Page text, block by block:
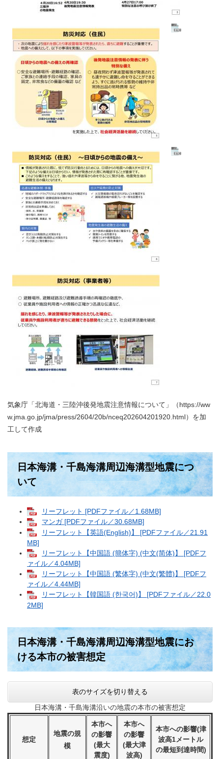
気象庁「北海道・三陸沖後発地震注意情報について」（https://ww
w.jma.go.jp/jma/press/2604/20b/nceq202604201920.html）を加
工して作成
日本海溝・千島海溝周辺海溝型地震につ
いて
リーフレット [PDFファイル／1.68MB]
マンガ [PDFファイル／30.68MB]
リーフレット【英語(English)】 [PDFファイル／21.91
MB]
リーフレット【中国語 (簡体字) (中文(简体)】 [PDFフ
ァイル／4.04MB]
リーフレット【中国語 (繁体字) (中文(繁體)】 [PDFフ
ァイル／4.44MB]
リーフレット【韓国語 (한국어)】 [PDFファイル／22.0
2MB]
日本海溝・千島海溝周辺海溝型地震にお
ける本市の被害想定
表のサイズを切り替える
日本海溝・千島海溝沿いの地震の本市の被害想定
想定
地震の規
模
本市へ
の影響
(最大
震度)
本市へ
の影響
(最大津
波高)
本市への影響(津
波高1メートル
の最短到達時間)